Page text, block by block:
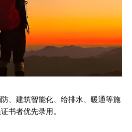
、建筑智能化、给排水、暖通等施
书者优先录用。